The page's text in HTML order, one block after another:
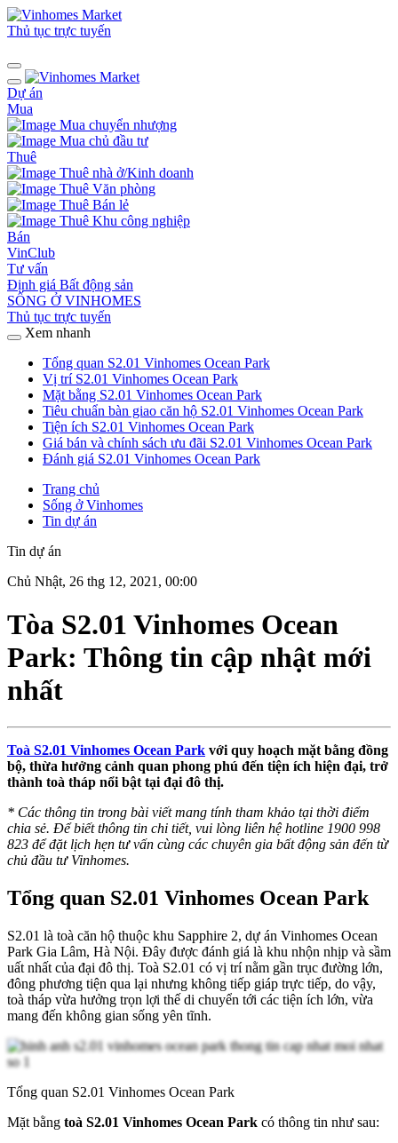
Thủ tục trực tuyến
Dự án
Mua
Mua chuyển nhượng
Mua chủ đầu tư
Thuê
Thuê nhà ở/Kinh doanh
Thuê Văn phòng
Thuê Bán lẻ
Thuê Khu công nghiệp
Bán
VinClub
Tư vấn
Định giá Bất động sản
SỐNG Ở VINHOMES
Thủ tục trực tuyến
Xem nhanh
Tổng quan S2.01 Vinhomes Ocean Park
Vị trí S2.01 Vinhomes Ocean Park
Mặt bằng S2.01 Vinhomes Ocean Park
Tiêu chuẩn bàn giao căn hộ S2.01 Vinhomes Ocean Park
Tiện ích S2.01 Vinhomes Ocean Park
Giá bán và chính sách ưu đãi S2.01 Vinhomes Ocean Park
Đánh giá S2.01 Vinhomes Ocean Park
Trang chủ
Sống ở Vinhomes
Tin dự án
Tin dự án
Chủ Nhật, 26 thg 12, 2021, 00:00
Tòa S2.01 Vinhomes Ocean
Park: Thông tin cập nhật mới
nhất
Toà S2.01 Vinhomes Ocean Park với quy hoạch mặt bằng đồng
bộ, thừa hưởng cảnh quan phong phú đến tiện ích hiện đại, trở
thành toà tháp nổi bật tại đại đô thị.
* Các thông tin trong bài viết mang tính tham khảo tại thời điểm
chia sẻ. Để biết thông tin chi tiết, vui lòng liên hệ hotline 1900 998
823 để đặt lịch hẹn tư vấn cùng các chuyên gia bất động sản đến từ
chủ đầu tư Vinhomes.
Tổng quan S2.01 Vinhomes Ocean Park
S2.01 là toà căn hộ thuộc khu Sapphire 2, dự án Vinhomes Ocean
Park Gia Lâm, Hà Nội. Đây được đánh giá là khu nhộn nhịp và sầm
uất nhất của đại đô thị. Toà S2.01 có vị trí nằm gần trục đường lớn,
đông phương tiện qua lại nhưng không tiếp giáp trực tiếp, do vậy,
toà tháp vừa hưởng trọn lợi thế di chuyển tới các tiện ích lớn, vừa
mang đến không gian sống yên tĩnh.
Tổng quan S2.01 Vinhomes Ocean Park
Mặt bằng toà S2.01 Vinhomes Ocean Park có thông tin như sau: